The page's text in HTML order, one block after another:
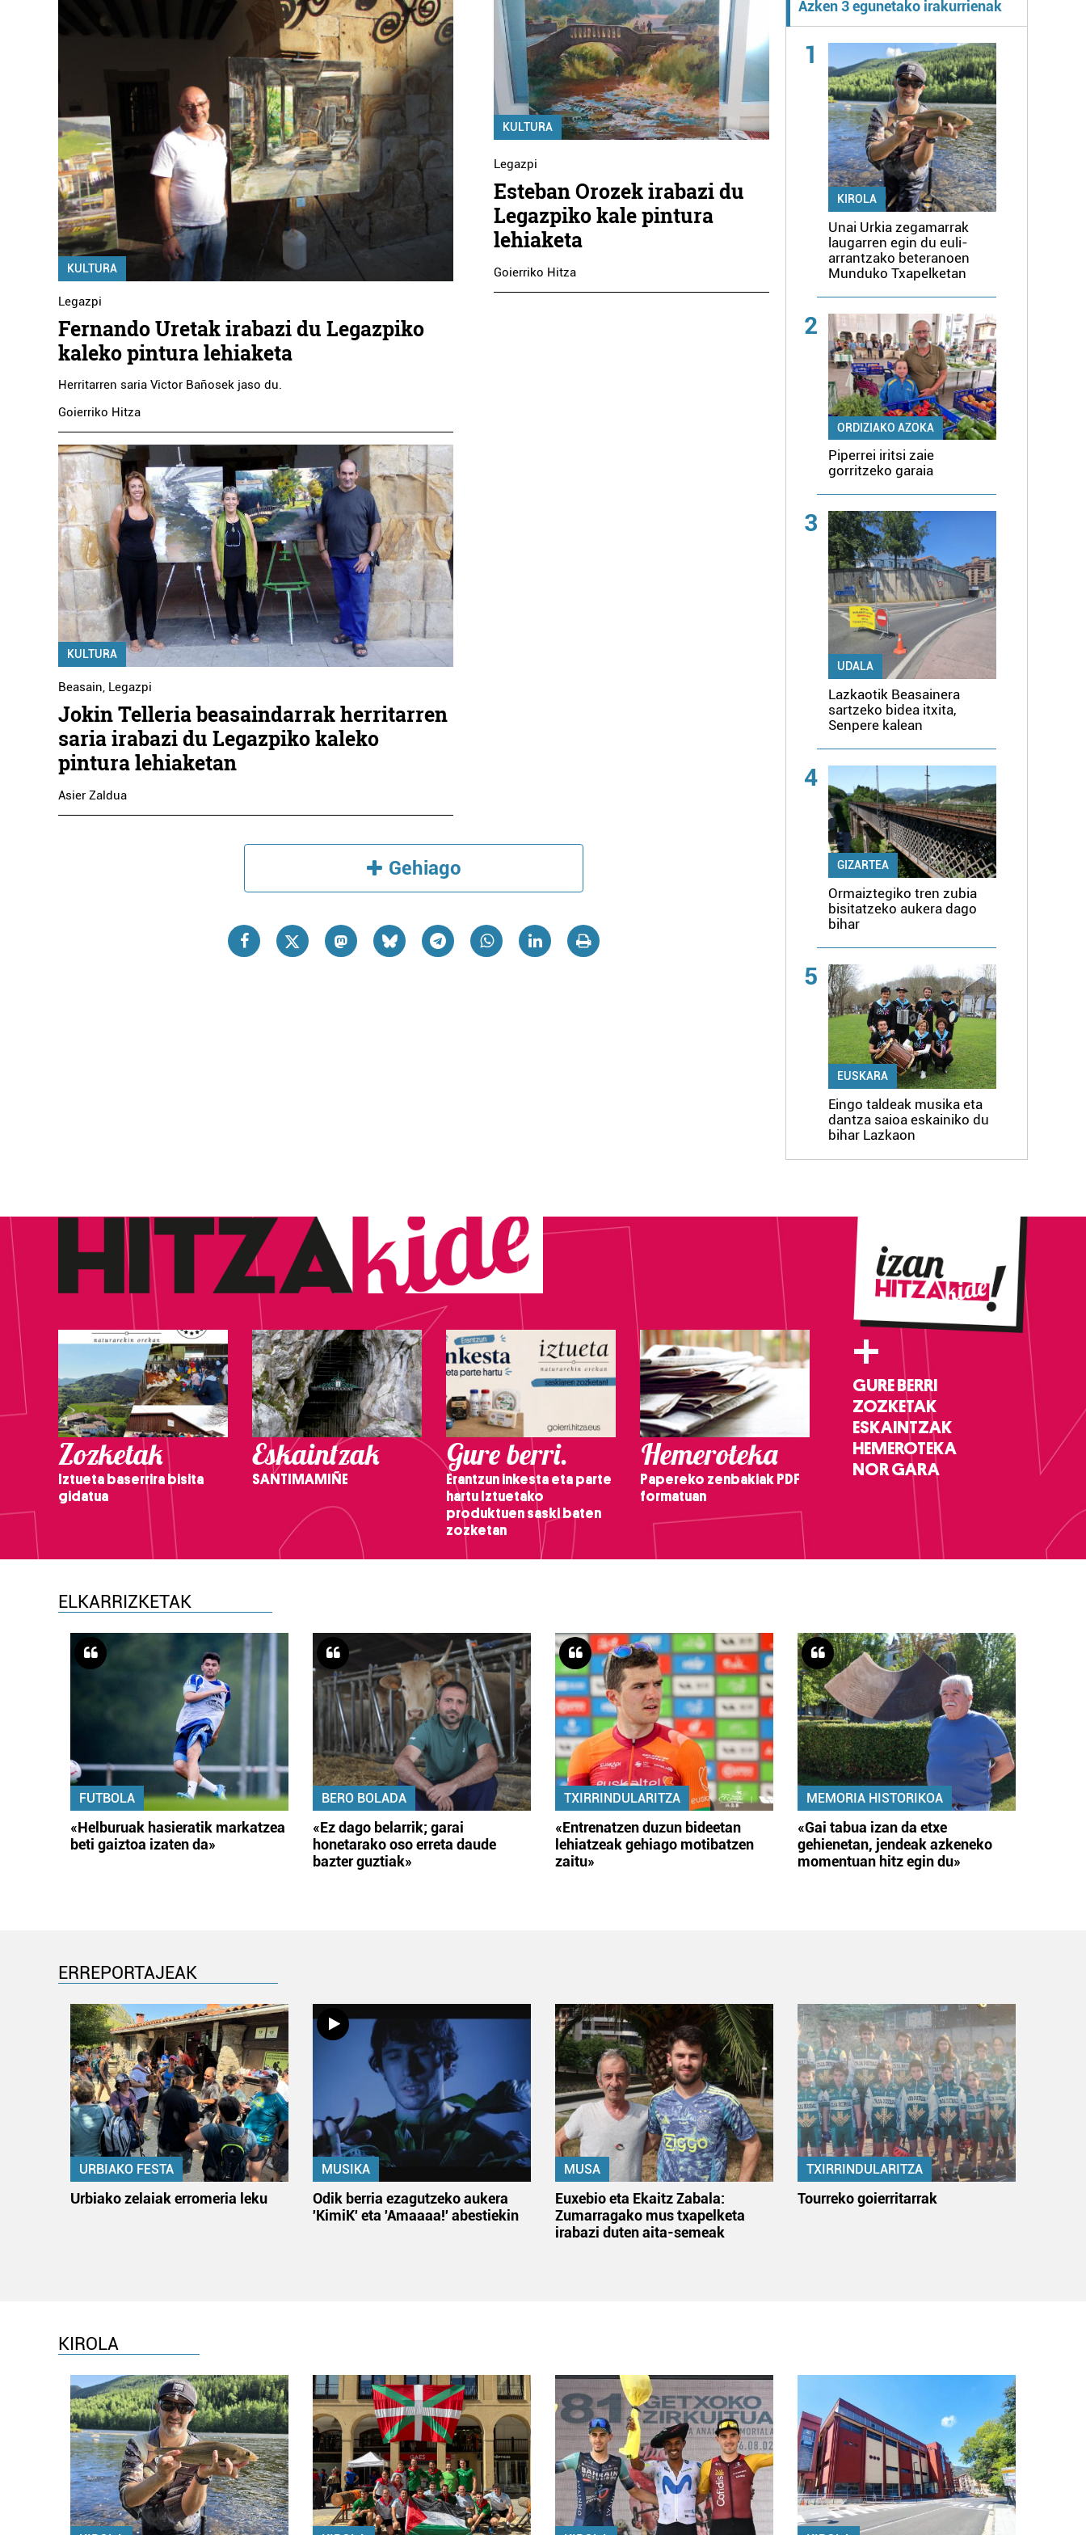
KULTURA
Legazpi
Fernando Uretak irabazi du Legazpiko
kaleko pintura lehiaketa
Herritarren saria Victor Bañosek jaso du.
Goierriko Hitza
KULTURA
Beasain, Legazpi
Jokin Telleria beasaindarrak herritarren
saria irabazi du Legazpiko kaleko
pintura lehiaketan
Asier Zaldua
KULTURA
Legazpi
Esteban Orozek irabazi du
Legazpiko kale pintura
lehiaketa
Goierriko Hitza
Gehiago
Azken 3 egunetako irakurrienak
1
KIROLA
Unai Urkia zegamarrak
laugarren egin du euli-
arrantzako beteranoen
Munduko Txapelketan
2
ORDIZIAKO AZOKA
Piperrei iritsi zaie
gorritzeko garaia
3
UDALA
Lazkaotik Beasainera
sartzeko bidea itxita,
Senpere kalean
4
GIZARTEA
Ormaiztegiko tren zubia
bisitatzeko aukera dago
bihar
5
EUSKARA
Eingo taldeak musika eta
dantza saioa eskainiko du
bihar Lazkaon
Zozketak
Iztueta baserrira bisita
gidatua
Eskaintzak
SANTIMAMIÑE
Gure berri.
Erantzun inkesta eta parte
hartu Iztuetako
produktuen saski baten
zozketan
Hemeroteka
Papereko zenbakiak PDF
formatuan
+
GURE BERRI
ZOZKETAK
ESKAINTZAK
HEMEROTEKA
NOR GARA
ELKARRIZKETAK
FUTBOLA
«Helburuak hasieratik markatzea
beti gaiztoa izaten da»
BERO BOLADA
«Ez dago belarrik; garai
honetarako oso erreta daude
bazter guztiak»
TXIRRINDULARITZA
«Entrenatzen duzun bideetan
lehiatzeak gehiago motibatzen
zaitu»
MEMORIA HISTORIKOA
«Gai tabua izan da etxe
gehienetan, jendeak azkeneko
momentuan hitz egin du»
ERREPORTAJEAK
URBIAKO FESTA
Urbiako zelaiak erromeria leku
MUSIKA
Odik berria ezagutzeko aukera
'KimiK' eta 'Amaaaa!' abestiekin
MUSA
Euxebio eta Ekaitz Zabala:
Zumarragako mus txapelketa
irabazi duten aita-semeak
TXIRRINDULARITZA
Tourreko goierritarrak
KIROLA